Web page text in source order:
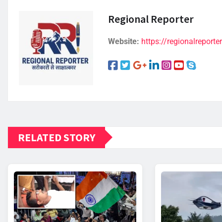
Regional Reporter
Website: https://
RELATED STORY